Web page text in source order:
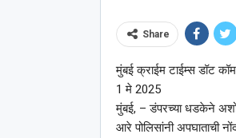
Share
मुंबई क्राईम टाईम्स डॉट कॉम
1 मे 2025
मुंबई, – डंपरच्या धडकेने अशोक
आरे पोलिसांनी अपघाताची